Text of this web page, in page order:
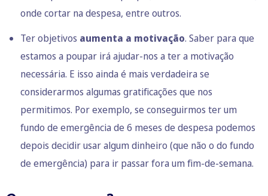
onde cortar na despesa, entre outros.
Ter objetivos aumenta a motivação. Saber para que
estamos a poupar irá ajudar-nos a ter a motivação
necessária. E isso ainda é mais verdadeira se
considerarmos algumas gratificações que nos
permitimos. Por exemplo, se conseguirmos ter um
fundo de emergência de 6 meses de despesa podemos
depois decidir usar algum dinheiro (que não o do fundo
de emergência) para ir passar fora um fim-de-semana.